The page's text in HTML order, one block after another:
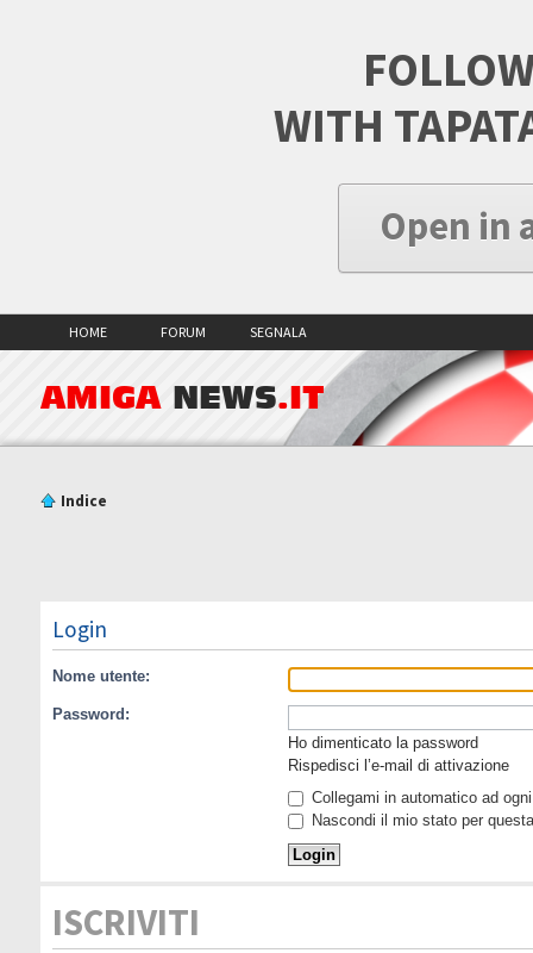
WITH
Open in
HOME FORUM SEGNALA
AMIGA NEWS.IT
Indice
Login
Nome utente:
Password:
Ho dimenticato la password
Rispedisci l’e-mail di attivazione
Collegami in automatico ad
Nascondi il mio stato per
ISCRIVITI